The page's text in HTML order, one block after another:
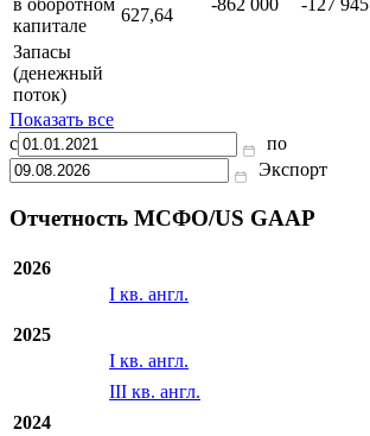
в оборотном
капитале
627,64
-862 000 -127 945
Запасы
(денежный
поток)
Показать все
с
по
Экспорт
Отчетность МСФО/US GAAP
2026
I кв. англ.
2025
I кв. англ.
III кв. англ.
2024